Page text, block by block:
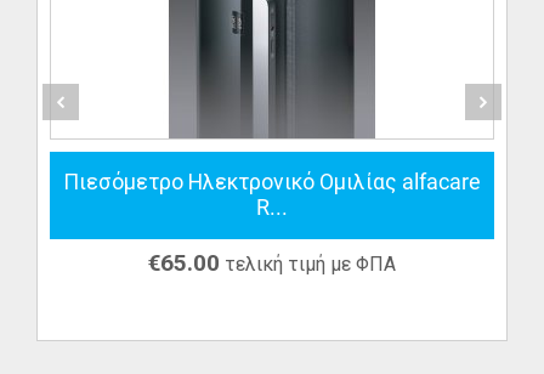
Πιεσόμετρο Ηλεκτρονικό Ομιλίας alfacare
R...
€65.00 τελική τιμή με ΦΠΑ